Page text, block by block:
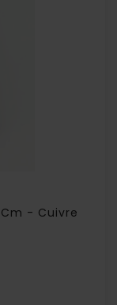
- Cuivre